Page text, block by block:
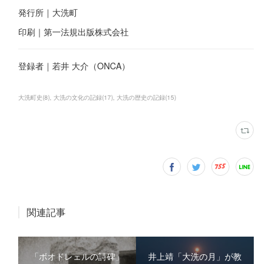
発行所｜大洗町
印刷｜第一法規出版株式会社
登録者｜若井 大介（ONCA）
大洗町史(8) 大洗の文化の記録(17) 大洗の歴史の記録(15)
関連記事
「ボオドレェルの詩碑」
井上靖「大洗の月」が教